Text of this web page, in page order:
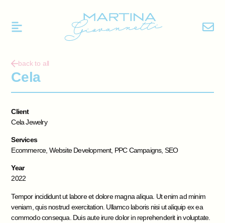
back to all
Cela
Client
Cela Jewelry
Services
Ecommerce, Website Development, PPC Campaigns, SEO
Year
2022
Tempor incididunt ut labore et dolore magna aliqua. Ut enim ad minim
veniam, quis nostrud exercitation. Ullamco laboris nisi ut aliquip ex ea
commodo consequa. Duis aute irure dolor in reprehenderit in voluptate.